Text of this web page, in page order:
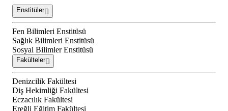
Enstitüler
Fen Bilimleri Enstitüsü
Sağlık Bilimleri Enstitüsü
Sosyal Bilimler Enstitüsü
Fakülteler
Denizcilik Fakültesi
Diş Hekimliği Fakültesi
Eczacılık Fakültesi
Ereğli Eğitim Fakültesi